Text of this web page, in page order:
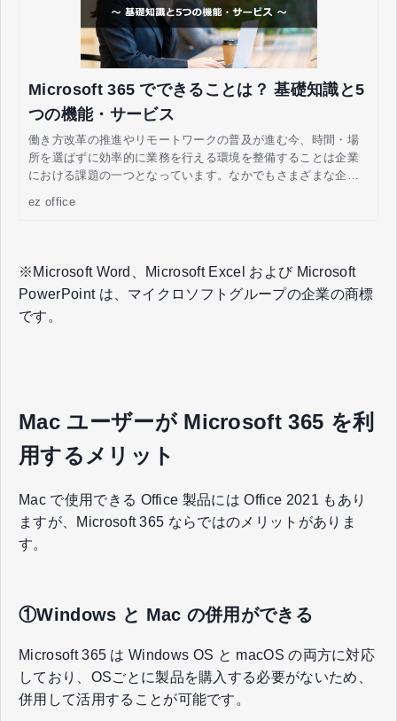
Microsoft 365 でできることは？ 基礎知識と5
つの機能・サービス
働き方改革の推進やリモートワークの普及が進む今、時間・場
所を選ばずに効率的に業務を行える環境を整備することは企業
における課題の一つとなっています。なかでもさまざまな企業
のではないでしょうか。 この記事では、Microsoft 365 の基礎
知識と導入によってできることについて解説します。
ez office
※Microsoft Word、Microsoft Excel および Microsoft
PowerPoint は、マイクロソフトグループの企業の商標
です。
Mac ユーザーが Microsoft 365 を利
用するメリット
Mac で使用できる Office 製品には Office 2021 もあり
ますが、Microsoft 365 ならではのメリットがありま
す。
①Windows と Mac の併用ができる
Microsoft 365 は Windows OS と macOS の両方に対応
しており、OSごとに製品を購入する必要がないため、
併用して活用することが可能です。